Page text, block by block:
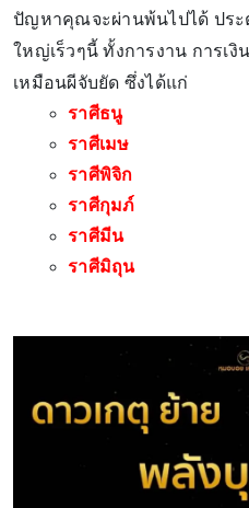
ปัญหาคุณจะผ่านพ้นไปได้ ประ
ใหญ่เร็วๆนี้ ทั้งการงาน การเ
เหมือนผีจับยัด ซึ่งได้แก่
ราศีธนู
ราศีเมษ
ราศีพิจิก
ราศีกุมภ์
ราศีมีน
ราศีมิถุน